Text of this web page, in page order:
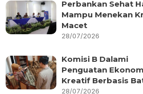
Perbankan Sehat
Mampu Menekan
Macet
28/07/2026
Komisi B Dalami
Penguatan
Kreatif Berbasis
28/07/2026